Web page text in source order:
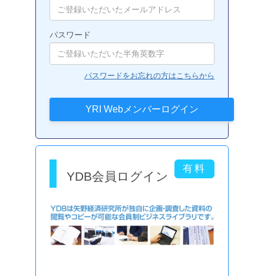
パスワード
パスワードをお忘れの方はこちらから
YDB会員ログイン